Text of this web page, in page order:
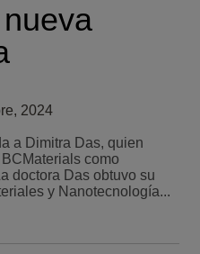
2024
a Dimitra Das, quien
como
doctora Das obtuvo su
y Nanotecnología...